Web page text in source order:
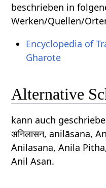
beschrieben in
Werken/Quellen/
Encyclopedia of
Gharote
Alternative
kann auch
अनिलासन, anilāsana,
Anilasana, Anila
Anil Asan.